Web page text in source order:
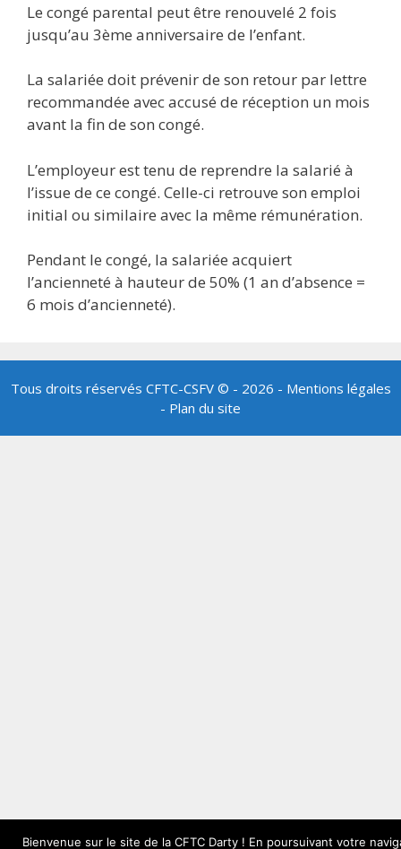
Le congé parental peut être renouvelé 2 fois
jusqu’au 3ème anniversaire de l’enfant.
La salariée doit prévenir de son retour par lettre
recommandée avec accusé de réception un mois
avant la fin de son congé.
L’employeur est tenu de reprendre la salarié à
l’issue de ce congé. Celle-ci retrouve son emploi
initial ou similaire avec la même rémunération.
Pendant le congé, la salariée acquiert
l’ancienneté à hauteur de 50% (1 an d’absence =
6 mois d’ancienneté).
Tous droits réservés CFTC-CSFV© - 2026 - Mentions légales
- Plan du site
Bienvenue sur le site de la CFTC Darty ! En poursuivant votre